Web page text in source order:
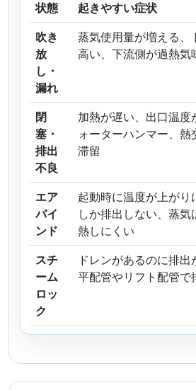
状態 起きやすい症状
吹き
放
し・
漏れ
蒸気使用量が増える、
高い、下流側が過熱気
閉
塞・
排出
不良
加熱が遅い、出口温度
ォーターハンマー、熱
滞留
エア
バイ
ンド
起動時に温度が上がり
しか排出しない、蒸
熱しにくい
スチ
ーム
ロッ
ク
ドレンがあるのに排
平配管やリフト配管で